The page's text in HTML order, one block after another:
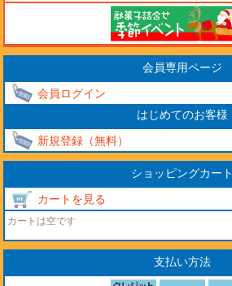
会員専用ページ
会員ログイン
はじめてのお客様
新規登録（無料）
ショッピングカート
カートを見る
カートは空です
支払い方法